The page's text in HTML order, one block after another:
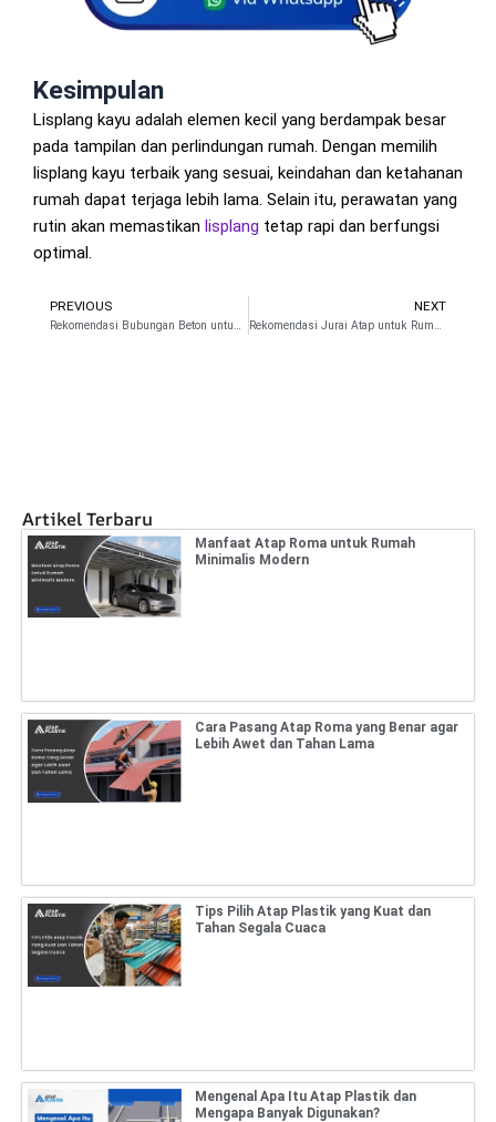
Kesimpulan
Lisplang kayu adalah elemen kecil yang berdampak besar
pada tampilan dan perlindungan rumah. Dengan memilih
lisplang kayu terbaik yang sesuai, keindahan dan ketahanan
rumah dapat terjaga lebih lama. Selain itu, perawatan yang
rutin akan memastikan lisplang tetap rapi dan berfungsi
optimal.
Prev
PREVIOUS NEXT
Artikel Terbaru
Manfaat Atap Roma untuk Rumah
Minimalis Modern
Cara Pasang Atap Roma yang Benar agar
Lebih Awet dan Tahan Lama
Tips Pilih Atap Plastik yang Kuat dan
Tahan Segala Cuaca
Mengenal Apa Itu Atap Plastik dan
Mengapa Banyak Digunakan?